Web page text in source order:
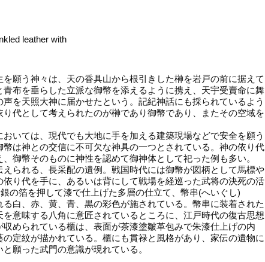
leather with
願う神々は、天の香具山から根引きした榊を岩戸の前に据えて
布を垂らした立派な御幣を添えるように携え、天宇受賣命に舞
を天照大神に届かせたという。記紀神話にも採られているよう
代として考えられたのが榊であり御幣であり、またその空域を
いては、現代でも大地に手を加える建築現場などで安全を願う
は神との交信に不可欠な神具の一つとされている。神の依り代
御幣そのものに神性を認めて御神体として祀った例も多い。
られる、長采配の遺例。戦国時代には御幣が図柄として馬標や
り代を手に、あるいは背にして戦場を経巡った武将の決死の活
の箔を押して漆で仕上げた多層の仕立て、幣串(へいぐし)
る白、赤、黄、青、黒の彩色が施されている。幣串に装着された
意味する八角に意匠されているところに、江戸時代の復古思想
められている櫃は、表面が茶漆塗皺革包みで朱漆仕上げの内
定紋が描かれている。櫃にも貫禄と風格があり、家伝の遺物に
願った武門の意識が現れている。